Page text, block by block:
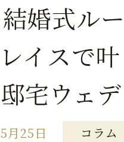
婚式ル
イスで
宅ウェ
月25日 コラム